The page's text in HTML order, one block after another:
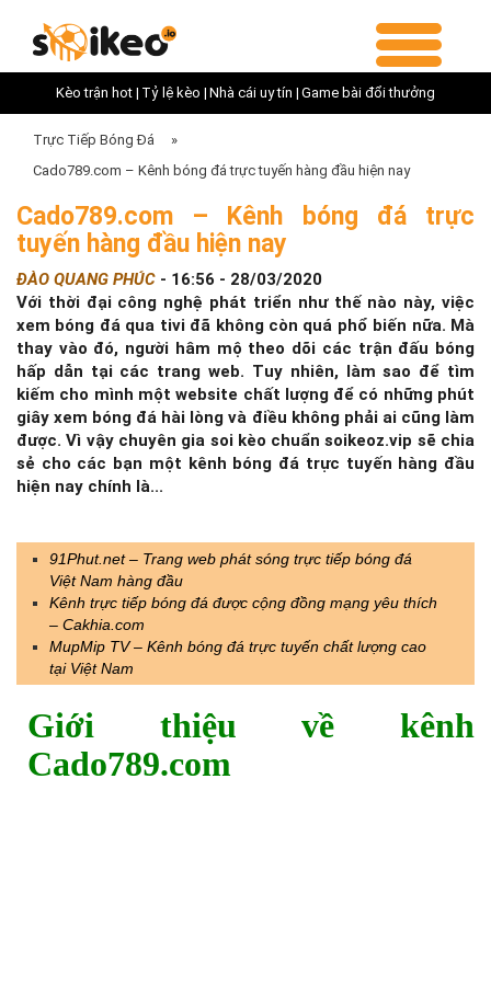
Kèo trận hot | Tỷ lệ kèo | Nhà cái uy tín | Game bài đổi thưởng
Trực Tiếp Bóng Đá
»
Cado789.com – Kênh bóng đá trực tuyến hàng đầu hiện nay
Cado789.com – Kênh bóng đá trực
tuyến hàng đầu hiện nay
ĐÀO QUANG PHÚC - 16:56 - 28/03/2020
Với thời đại công nghệ phát triển như thế nào này, việc
xem bóng đá qua tivi đã không còn quá phổ biến nữa. Mà
thay vào đó, người hâm mộ theo dõi các trận đấu bóng
hấp dẫn tại các trang web. Tuy nhiên, làm sao để tìm
kiếm cho mình một website chất lượng để có những phút
giây xem bóng đá hài lòng và điều không phải ai cũng làm
được. Vì vậy chuyên gia soi kèo chuẩn soikeoz.vip sẽ chia
sẻ cho các bạn một kênh bóng đá trực tuyến hàng đầu
hiện nay chính là...
91Phut.net – Trang web phát sóng trực tiếp bóng đá
Việt Nam hàng đầu
Kênh trực tiếp bóng đá được cộng đồng mạng yêu thích
– Cakhia.com
MupMip TV – Kênh bóng đá trực tuyến chất lượng cao
tại Việt Nam
Giới thiệu về kênh
Cado789.com